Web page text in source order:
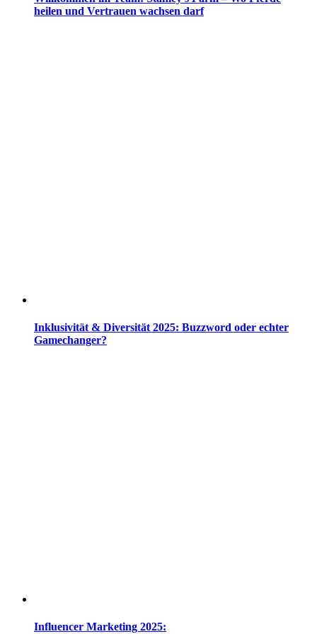
heilen und Vertrauen wachsen darf
Inklusivität & Diversität 2025: Buzzword oder echter
Gamechanger?
Influencer Marketing 2025: